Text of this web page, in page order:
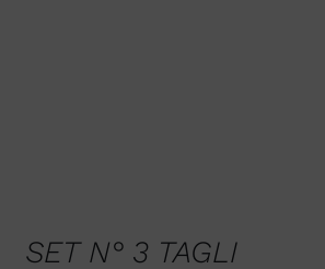
SET N° 3 TAGLI